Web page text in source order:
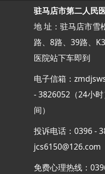
驻马店市第二人民
地 址：驻马店市雪
路、8路、39路、
医院站下车即到
电子信箱：
- 3826052（24小
间）
投诉电话：0396 -
jcs6150@126.com
免费心理热线：